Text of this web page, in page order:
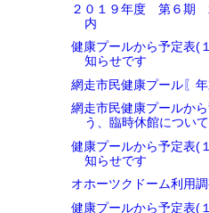
２０１９年度 第６期
内
健康プールから予定表(
知らせです
網走市民健康プール〖
網走市民健康プールか
う、臨時休館につい
健康プールから予定表(
知らせです
オホーツクドーム利用
健康プールから予定表(